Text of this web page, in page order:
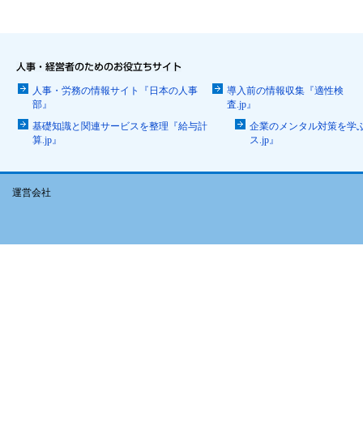
人事・労務の情報サイト『日本の人事
部』
導入前の情報収集『適性検
査.jp』
基礎知識と関連サービスを整理『給与計
算.jp』
企業のメンタル対策を学
ス.jp』
運営会社